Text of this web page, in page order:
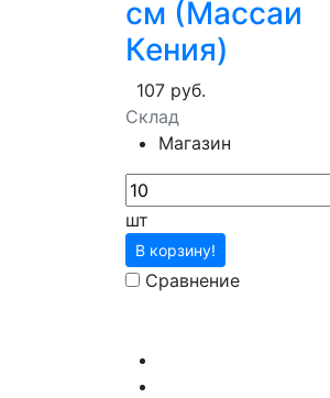
см (Массаи
Кения)
107 руб.
Склад
Магазин
шт
В корзину!
Сравнение